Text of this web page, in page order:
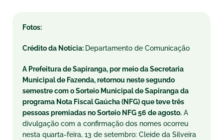
Fotos:
Crédito da Notícia: Departamento de Comunicação
A Prefeitura de Sapiranga, por meio da Secretaria
Municipal de Fazenda, retornou neste segundo
semestre com o Sorteio Municipal de Sapiranga da
programa Nota Fiscal Gaúcha (NFG) que teve três
pessoas premiadas no Sorteio NFG 56 de agosto. A
divulgação com a confirmação dos nomes ocorreu
nesta quarta-feira, 13 de setembro: Cleide da Silveira